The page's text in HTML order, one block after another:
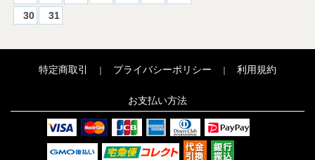
30
31
特定商取引 ｜ プライバシーポリシー ｜ 利用規約
お支払い方法